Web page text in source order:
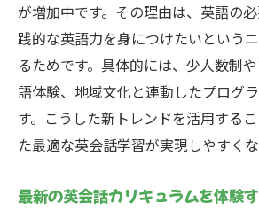
が増加中です。その理由は、英語の
践的な英語力を身につけたいという
るためです。具体的には、少人数制
語体験、地域文化と連動したプログ
す。こうした新トレンドを活用する
た最適な英会話学習が実現しやすくな
最新の英会話カリキュラムを体験